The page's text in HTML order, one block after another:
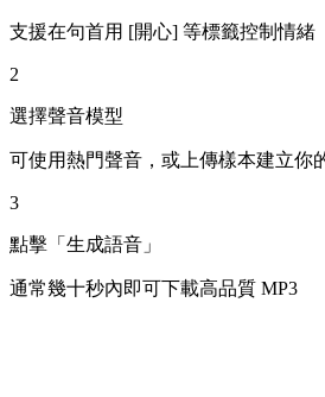
支援在句首用 [開心] 等標籤控制情緒
2
選擇聲音模型
可使用熱門聲音，或上傳樣本建立你
3
點擊「生成語音」
通常幾十秒內即可下載高品質 MP3